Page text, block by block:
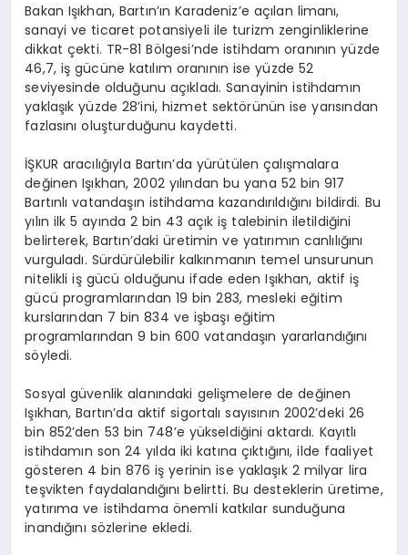
Bakan Işıkhan, Bartın’ın Karadeniz’e açılan limanı,
sanayi ve ticaret potansiyeli ile turizm zenginliklerine
dikkat çekti. TR-81 Bölgesi’nde istihdam oranının yüzde
46,7, iş gücüne katılım oranının ise yüzde 52
seviyesinde olduğunu açıkladı. Sanayinin istihdamın
yaklaşık yüzde 28’ini, hizmet sektörünün ise yarısından
fazlasını oluşturduğunu kaydetti.
İŞKUR aracılığıyla Bartın’da yürütülen çalışmalara
değinen Işıkhan, 2002 yılından bu yana 52 bin 917
Bartınlı vatandaşın istihdama kazandırıldığını bildirdi. Bu
yılın ilk 5 ayında 2 bin 43 açık iş talebinin iletildiğini
belirterek, Bartın’daki üretimin ve yatırımın canlılığını
vurguladı. Sürdürülebilir kalkınmanın temel unsurunun
nitelikli iş gücü olduğunu ifade eden Işıkhan, aktif iş
gücü programlarından 19 bin 283, mesleki eğitim
kurslarından 7 bin 834 ve işbaşı eğitim
programlarından 9 bin 600 vatandaşın yararlandığını
söyledi.
Sosyal güvenlik alanındaki gelişmelere de değinen
Işıkhan, Bartın’da aktif sigortalı sayısının 2002’deki 26
bin 852’den 53 bin 748’e yükseldiğini aktardı. Kayıtlı
istihdamın son 24 yılda iki katına çıktığını, ilde faaliyet
gösteren 4 bin 876 iş yerinin ise yaklaşık 2 milyar lira
teşvikten faydalandığını belirtti. Bu desteklerin üretime,
yatırıma ve istihdama önemli katkılar sunduğuna
inandığını sözlerine ekledi.